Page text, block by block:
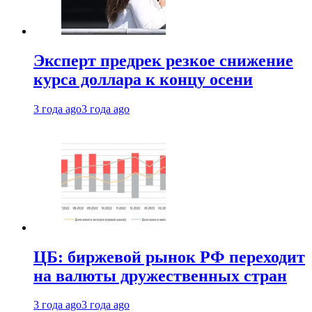
Эксперт предрек резкое снижение
курса доллара к концу осени
3 года ago3 года ago
ЦБ: биржевой рынок РФ переходит
на валюты дружественных стран
3 года ago3 года ago